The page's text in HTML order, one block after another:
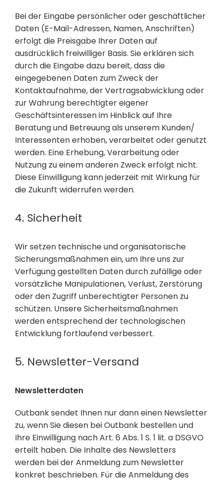
Bei der Eingabe persönlicher oder geschäftlicher
Daten (E-Mail-Adressen, Namen, Anschriften)
erfolgt die Preisgabe Ihrer Daten auf
ausdrücklich freiwilliger Basis. Sie erklären sich
durch die Eingabe dazu bereit, dass die
eingegebenen Daten zum Zweck der
Kontaktaufnahme, der Vertragsabwicklung oder
zur Wahrung berechtigter eigener
Geschäftsinteressen im Hinblick auf Ihre
Beratung und Betreuung als unserem Kunden/
Interessenten erhoben, verarbeitet oder genutzt
werden. Eine Erhebung, Verarbeitung oder
Nutzung zu einem anderen Zweck erfolgt nicht.
Diese Einwilligung kann jederzeit mit Wirkung für
die Zukunft widerrufen werden.
4. Sicherheit
Wir setzen technische und organisatorische
Sicherungsmaßnahmen ein, um Ihre uns zur
Verfügung gestellten Daten durch zufällige oder
vorsätzliche Manipulationen, Verlust, Zerstörung
oder den Zugriff unberechtigter Personen zu
schützen. Unsere Sicherheitsmaßnahmen
werden entsprechend der technologischen
Entwicklung fortlaufend verbessert.
5. Newsletter-Versand
Newsletterdaten
Outbank sendet Ihnen nur dann einen Newsletter
zu, wenn Sie diesen bei Outbank bestellen und
Ihre Einwilligung nach Art. 6 Abs. 1 S. 1 lit. a DSGVO
erteilt haben. Die Inhalte des Newsletters
werden bei der Anmeldung zum Newsletter
konkret beschrieben. Für die Anmeldung des